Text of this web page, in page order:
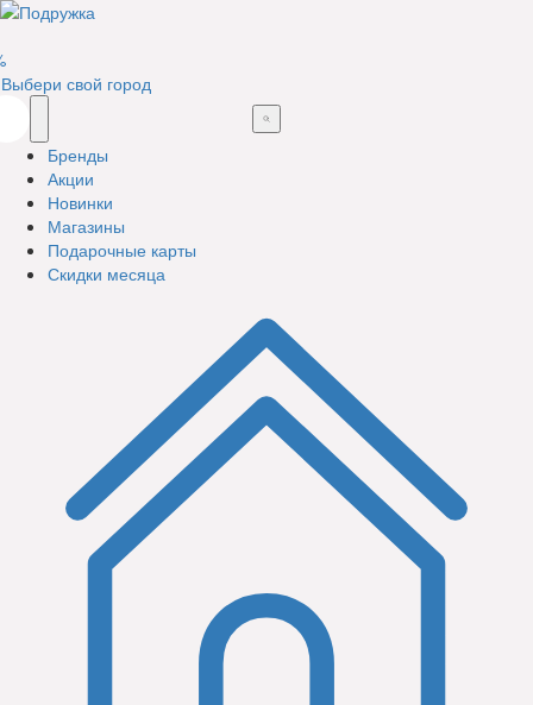
Выбери свой город
Бренды
Акции
Новинки
Магазины
Подарочные карты
Скидки месяца